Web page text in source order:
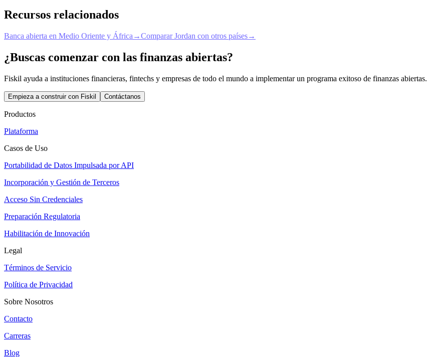
Recursos relacionados
Banca abierta en Medio Oriente y África →Comparar Jordan con otros países→
¿Buscas comenzar con las finanzas abiertas?
Fiskil ayuda a instituciones financieras, fintechs y empresas de todo el mundo a implementar un programa exitoso de finanzas abiertas.
Empieza a construir con Fiskil Contáctanos
Productos
Plataforma
Casos de Uso
Portabilidad de Datos Impulsada por API
Incorporación y Gestión de Terceros
Acceso Sin Credenciales
Preparación Regulatoria
Habilitación de Innovación
Legal
Términos de Servicio
Política de Privacidad
Sobre Nosotros
Contacto
Carreras
Blog